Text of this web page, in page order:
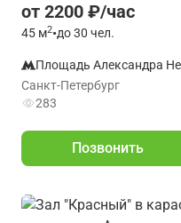
от 2200 ₽/час
45 м2•до 30 чел.
Площадь Александра
Санкт-Петербург
283
Позвонить